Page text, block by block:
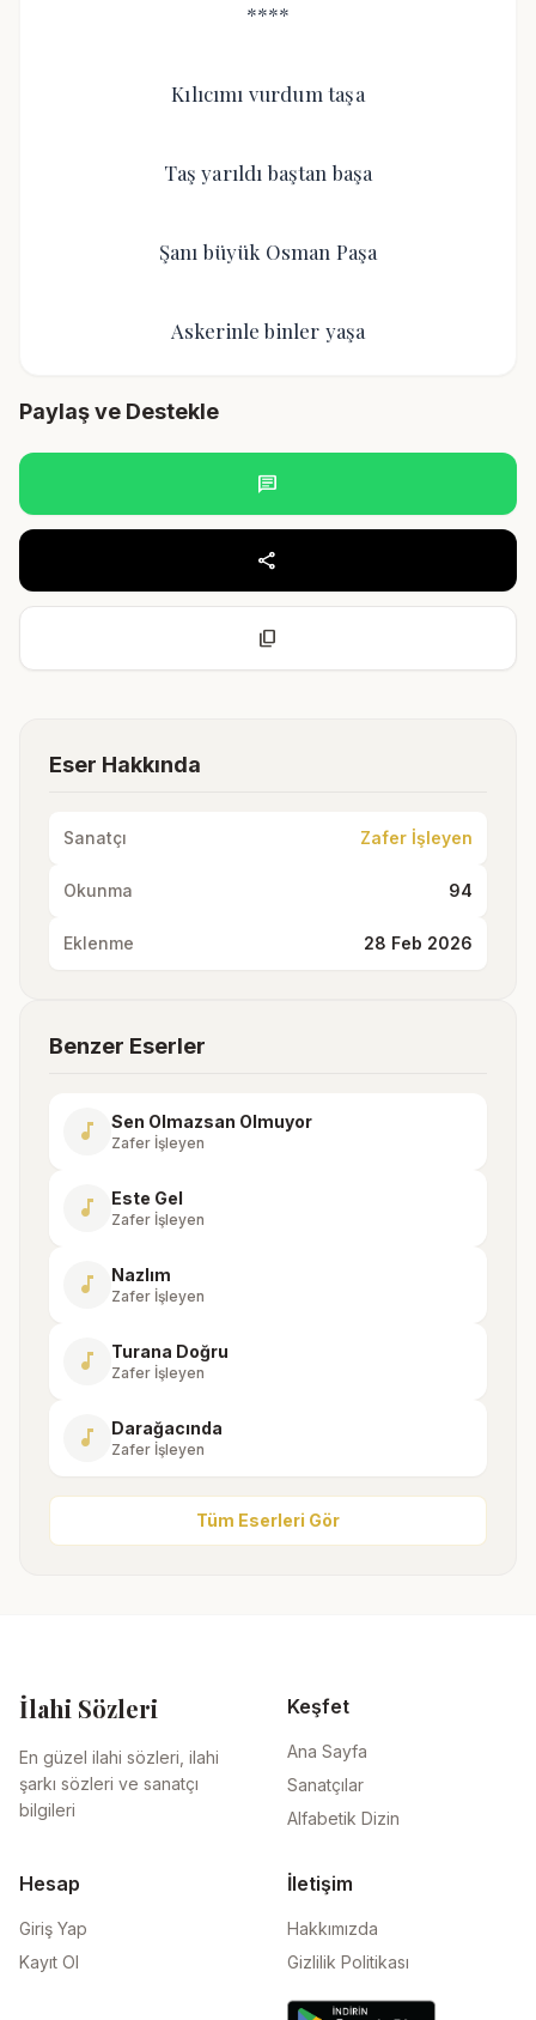
****
Kılıcımı vurdum taşa
Taş yarıldı baştan başa
Şanı büyük Osman Paşa
Askerinle binler yaşa
Paylaş ve Destekle
chat
share
content_copy
Eser Hakkında
Sanatçı Zafer İşleyen
Okunma 94
Eklenme 28 Feb 2026
Benzer Eserler
music_note Sen Olmazsan Olmuyor
Zafer İşleyen
music_note Este Gel
Zafer İşleyen
music_note Nazlım
Zafer İşleyen
music_note Turana Doğru
Zafer İşleyen
music_note Darağacında
Zafer İşleyen
Tüm Eserleri Gör
İlahi Sözleri
En güzel ilahi sözleri, ilahi
şarkı sözleri ve sanatçı
bilgileri
Keşfet
Ana Sayfa
Sanatçılar
Alfabetik Dizin
Hesap
Giriş Yap
Kayıt Ol
İletişim
Hakkımızda
Gizlilik Politikası